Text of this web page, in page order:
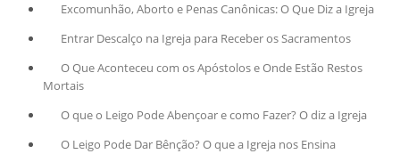
Excomunhão, Aborto e Penas Canônicas: O Que Diz a Igreja
Entrar Descalço na Igreja para Receber os Sacramentos
O Que Aconteceu com os Apóstolos e Onde Estão Restos
Mortais
O que o Leigo Pode Abençoar e como Fazer? O diz a Igreja
O Leigo Pode Dar Bênção? O que a Igreja nos Ensina